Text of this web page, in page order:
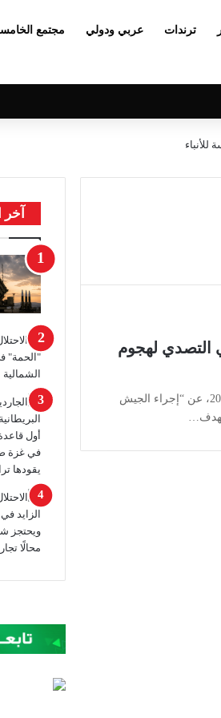
ترندات عربي ودولي مجتمع
التصدي لهجوم
كشفت وسائل إعلام “إسرائيلية”، اليوم الأربعاء 4 فبراير 2026، عن “إجراء الجيش
آخر